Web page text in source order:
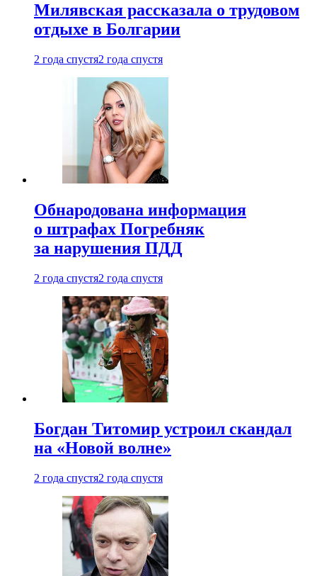
Милявская рассказала о трудовом
отдыхе в Болгарии
2 года спустя2 года спустя
Обнародована информация
о штрафах Погребняк
за нарушения ПДД
2 года спустя2 года спустя
Богдан Титомир устроил скандал
на «Новой волне»
2 года спустя2 года спустя